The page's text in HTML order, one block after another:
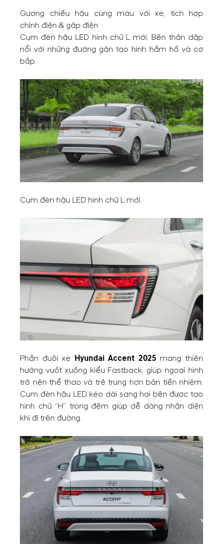
Gương chiếu hậu cùng màu với xe, tích hợp
chỉnh điện & gập điện
Cụm đèn hậu LED hình chữ L mới. Bên thân dập
nổi với những đường gân tạo hình hầm hố và cơ
bắp.
Cụm đèn hậu LED hình chữ L mới
Phần đuôi xe Hyundai Accent 2025mang thiên
hướng vuốt xuống kiểu Fastback, giúp ngoại hình
trở nên thể thao và trẻ trung hơn bản tiền nhiệm.
Cụm đèn hậu LED kéo dài sang hai bên được tạo
hình chữ “H” trong đêm giúp dễ dàng nhận diện
khi đi trên đường.